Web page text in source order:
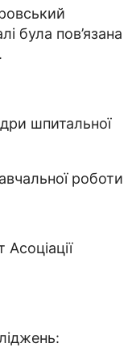
була пов’язана
шпитальної
роботи